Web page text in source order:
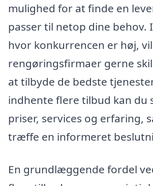
mulighed for at finde en
passer til netop dine behov.
hvor konkurrencen er høj,
rengøringsfirmaer gerne
at tilbyde de bedste
indhente flere tilbud kan du
priser, services og erfaring,
træffe en informeret
En grundlæggende fordel